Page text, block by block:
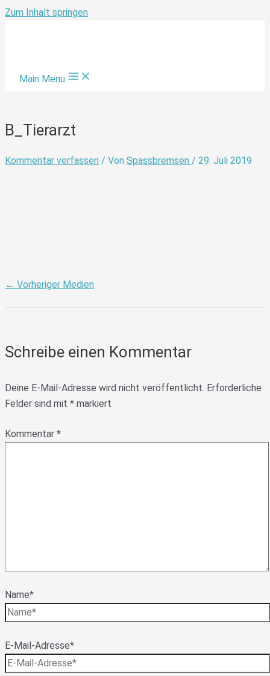
Zum Inhalt springen
Main Menu
B_Tierarzt
Kommentar verfassen / Von Spassbremsen / 29. Juli 2019
← Vorheriger Medien
Schreibe einen Kommentar
Deine E-Mail-Adresse wird nicht veröffentlicht. Erforderliche
Felder sind mit * markiert
Kommentar *
Name*
E-Mail-Adresse*